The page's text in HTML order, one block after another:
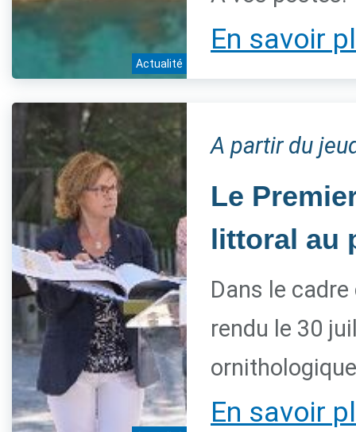
Actualité
En savoir
A partir du
Le
littoral au
Dans le
rendu le 30
En savoir